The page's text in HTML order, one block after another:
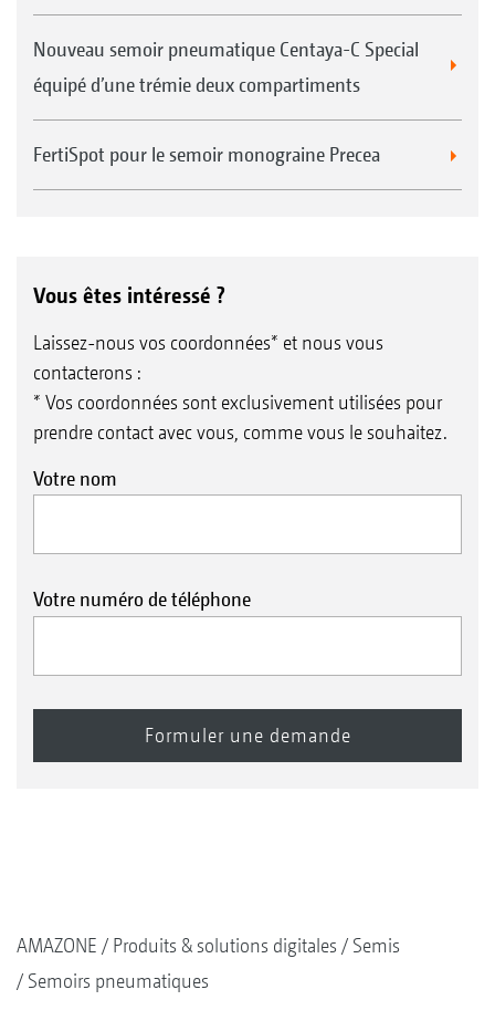
Nouveau semoir pneumatique Centaya-C Special
équipé d’une trémie deux compartiments
FertiSpot pour le semoir monograine Precea
Vous êtes intéressé ?
Laissez-nous vos coordonnées* et nous vous
contacterons :
* Vos coordonnées sont exclusivement utilisées pour
prendre contact avec vous, comme vous le souhaitez.
Votre nom
Votre numéro de téléphone
AMAZONE Produits & solutions digitales
Semis
Semoirs pneumatiques